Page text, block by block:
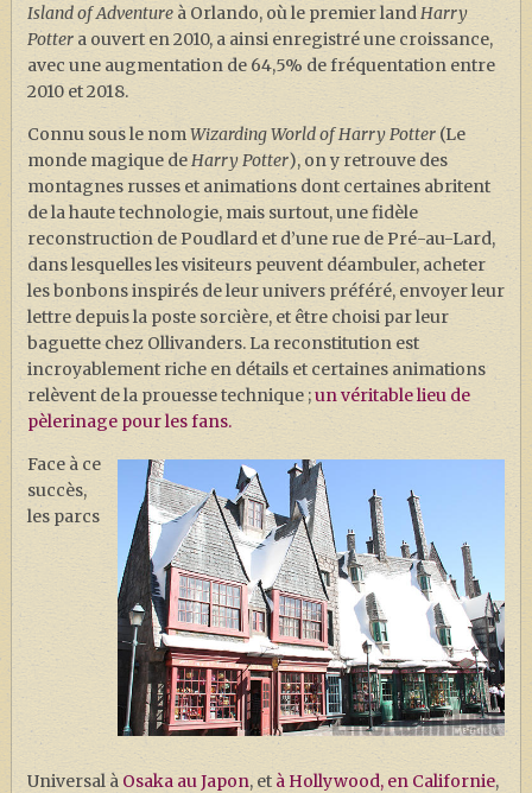
Island of Adventureà Orlando, où le premier landHarry
Pottera ouvert en 2010, a ainsi enregistré une croissance,
avec une augmentation de 64,5% de fréquentation entre
2010 et 2018.
Connu sous le nomWizarding World of Harry Potter(Le
monde magique deHarry Potter), on y retrouve des
montagnes russes et animations dont certaines abritent
de la haute technologie, mais surtout, une fidèle
reconstruction de Poudlard et d’une rue de Pré-au-Lard,
dans lesquelles les visiteurs peuvent déambuler, acheter
les bonbons inspirés de leur univers préféré, envoyer leur
lettre depuis la poste sorcière, et être choisi par leur
baguette chez Ollivanders. La reconstitution est
incroyablement riche en détails et certaines animations
relèvent de la prouesse technique ;un véritable lieu de
pèlerinage pour les fans.
Face à ce
succès,
les parcs
Universal à Osaka au Japon, et à Hollywood, en Californie,